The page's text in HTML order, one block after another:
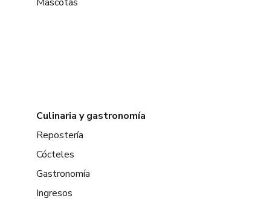
Culinaria y gastronomía
Repostería
Cócteles
Gastronomía
Ingresos